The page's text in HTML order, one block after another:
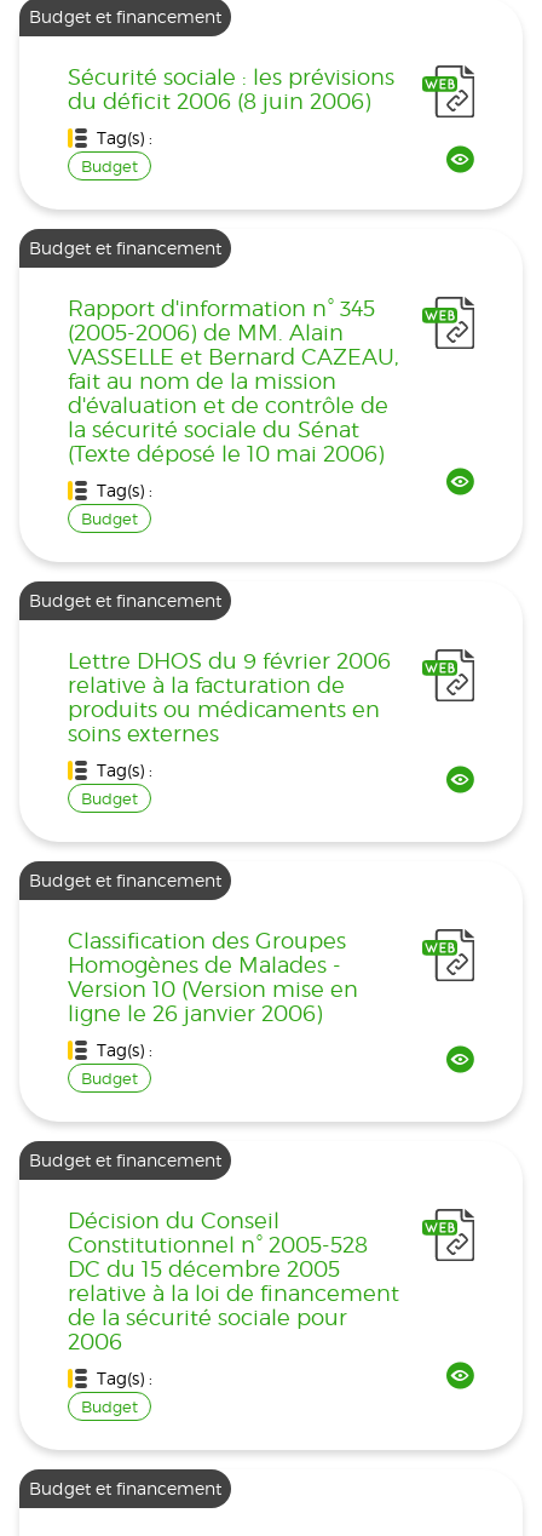
Budget et financement
Sécurité sociale : les prévisions
du déficit 2006 (8 juin 2006)
Tag(s) :
Budget
Budget et financement
Rapport d'information n° 345
(2005-2006) de MM. Alain
VASSELLE et Bernard CAZEAU,
fait au nom de la mission
d'évaluation et de contrôle de
la sécurité sociale du Sénat
(Texte déposé le 10 mai 2006)
Tag(s) :
Budget
Budget et financement
Lettre DHOS du 9 février 2006
relative à la facturation de
produits ou médicaments en
soins externes
Tag(s) :
Budget
Budget et financement
Classification des Groupes
Homogènes de Malades -
Version 10 (Version mise en
ligne le 26 janvier 2006)
Tag(s) :
Budget
Budget et financement
Décision du Conseil
Constitutionnel n° 2005-528
DC du 15 décembre 2005
relative à la loi de financement
de la sécurité sociale pour
2006
Tag(s) :
Budget
Budget et financement